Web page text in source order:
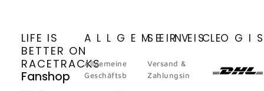
LIFE IS
BETTER ON
RACETRACKS
Fanshop
ALLGEMEINES
Allgemeine
Geschäftsbedingungen
SERVICE
Versand &
Zahlungsinformation